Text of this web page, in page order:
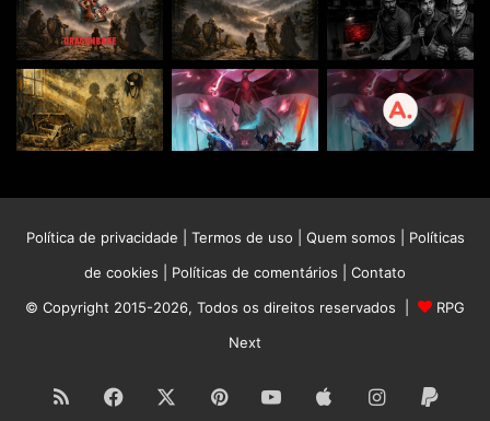
Política de privacidade Termos de uso Quem somos
Políticas
de cookies
Políticas de comentários
Contato
© Copyright 2015-2026, Todos os direitos reservados |
RPG
Next
RSS Facebook PinterestYouTubeAppleInstagram